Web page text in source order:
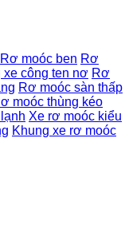
Rơ moóc ben Rơ
xe công ten nơ Rơ
Rơ moóc sàn thấp
moóc thùng kéo
Xe rơ moóc kiểu
Khung xe rơ moóc